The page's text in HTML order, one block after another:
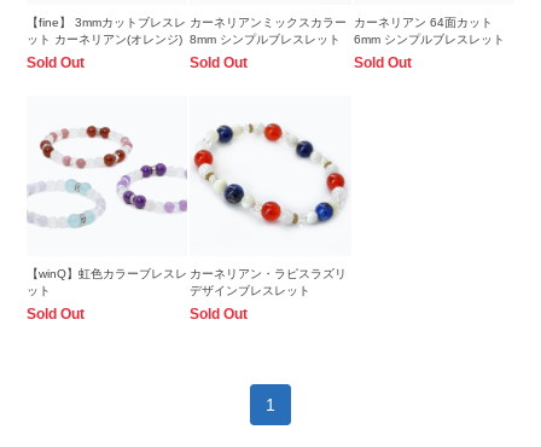
【fine】 3mmカットブレスレ
ット カーネリアン(オレンジ)
Sold Out
カーネリアンミックスカラー
8mm シンプルブレスレット
Sold Out
カーネリアン 64面カット
6mm シンプルブレスレット
Sold Out
【winQ】虹色カラーブレスレ
ット
Sold Out
カーネリアン・ラピスラズリ
デザインブレスレット
Sold Out
1